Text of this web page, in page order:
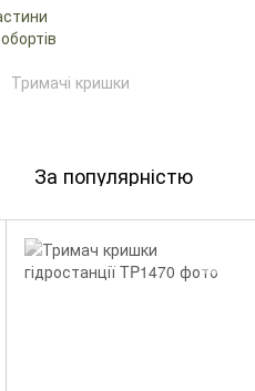
Тримачі кришки
За популярністю